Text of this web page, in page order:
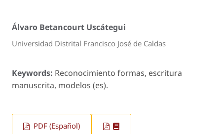
Álvaro Betancourt Uscátegui
Universidad Distrital Francisco José de Caldas
Keywords: Reconocimiento formas, escritura
manuscrita, modelos (es).
PDF (Español)